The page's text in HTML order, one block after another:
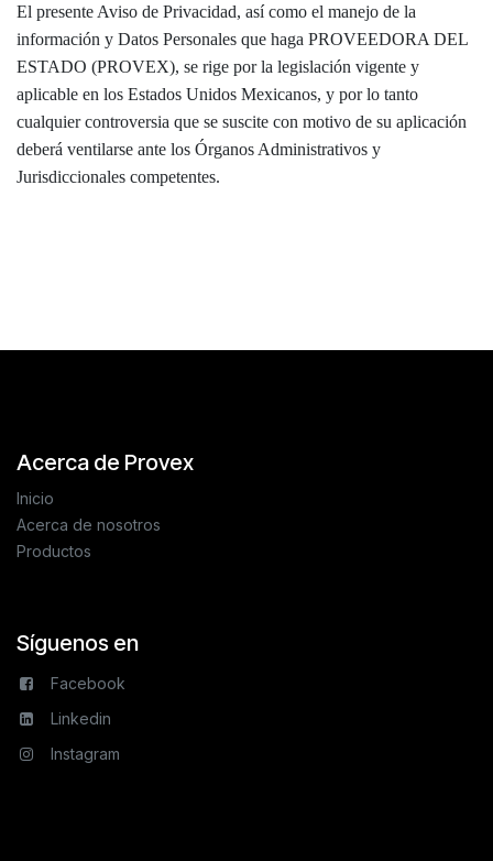
El presente Aviso de Privacidad, así como el manejo de la
información y Datos Personales que haga PROVEEDORA DEL
ESTADO (PROVEX), se rige por la legislación vigente y
aplicable en los Estados Unidos Mexicanos, y por lo tanto
cualquier controversia que se suscite con motivo de su aplicación
deberá ventilarse ante los Órganos Administrativos y
Jurisdiccionales competentes.
Acerca de Provex
Inicio
Acerca de nosotros
Productos
Síguenos en
Facebook
Linkedin
Instagram